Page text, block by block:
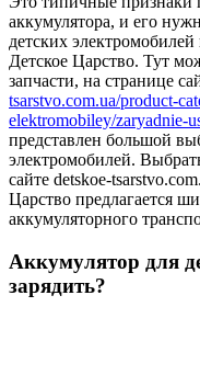
аккумулятора, и его
детских электромобилей
Детское Царство. Тут
запчасти, на странице
tsarstvo.com.ua/product-
elektromobiley/zaryadnie-
представлен большой
электромобилей.
сайте detskoe-
Царство предлагается
аккумуляторного
Аккумулятор для
зарядить?